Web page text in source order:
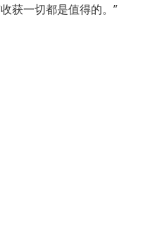
获一切都是值得的。”